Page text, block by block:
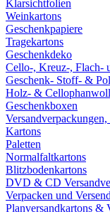
Klarsichtfolien
Weinkartons
Geschenkpapiere
Tragekartons
Geschenkdeko
Cello-, Kreuz-, Flach-
Geschenk- Stoff- &
Holz- &
Geschenkboxen
Kartons
Paletten
Normalfaltkartons
Blitzbodenkartons
DVD & CD
Verpacken und
Planversandkartons &